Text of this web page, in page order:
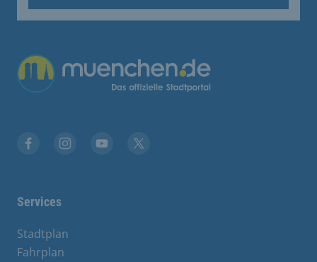
Übergreifende Links
Services
Stadtplan
Fahrplan